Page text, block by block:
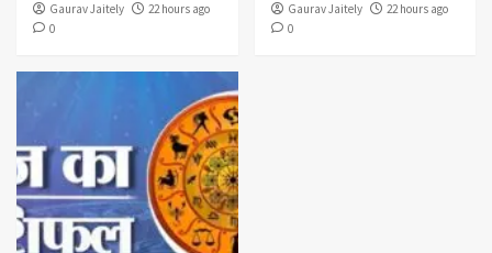
Gaurav Jaitely
22 hours ago
0
Gaurav Jaitely
22 hours ago
0